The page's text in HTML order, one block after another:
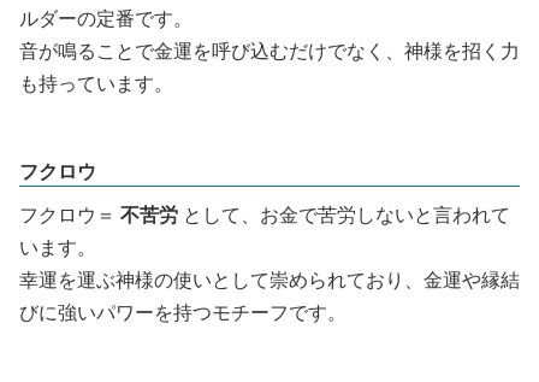
ルダーの定番です。
音が鳴ることで金運を呼び込むだけでなく、神様を招く力
も持っています。
フクロウ
フクロウ＝ 不苦労 として、お金で苦労しないと言われて
います。
幸運を運ぶ神様の使いとして崇められており、金運や縁結
びに強いパワーを持つモチーフです。